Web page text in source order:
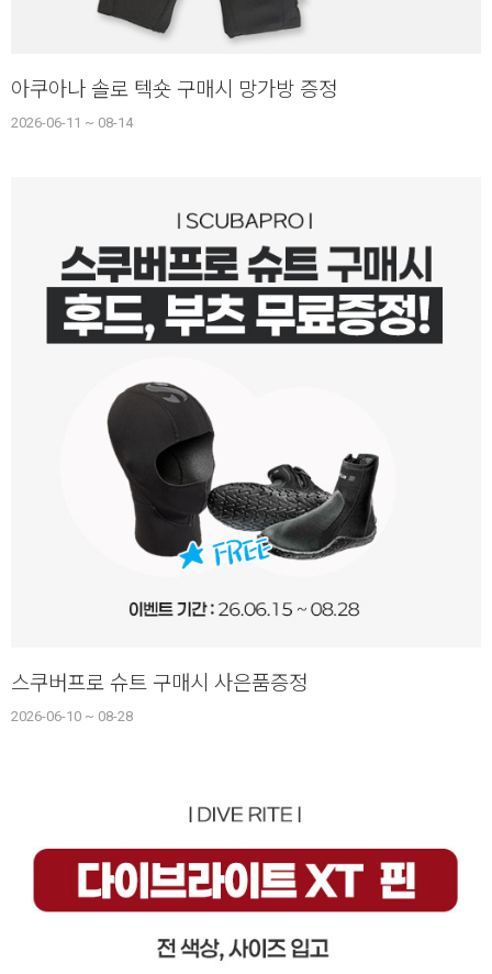
아쿠아나 솔로 텍숏 구매시 망가방 증정
2026-06-11 ~ 08-14
스쿠버프로 슈트 구매시 사은품증정
2026-06-10 ~ 08-28